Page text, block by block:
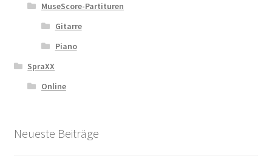
MuseScore-Partituren
Gitarre
Piano
SpraXX
Online
Neueste Beiträge